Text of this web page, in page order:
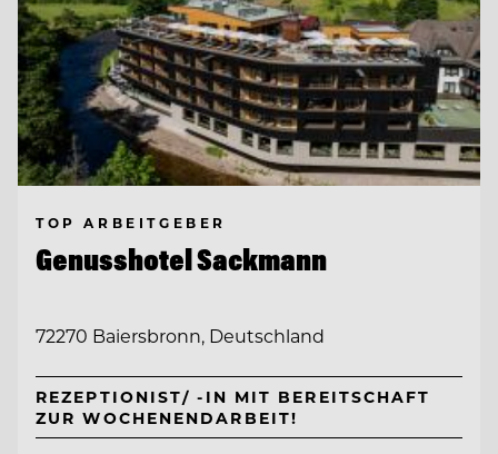
TOP ARBEITGEBER
Genusshotel Sackmann
72270 Baiersbronn, Deutschland
REZEPTIONIST/ -IN MIT BEREITSCHAFT
ZUR WOCHENENDARBEIT!